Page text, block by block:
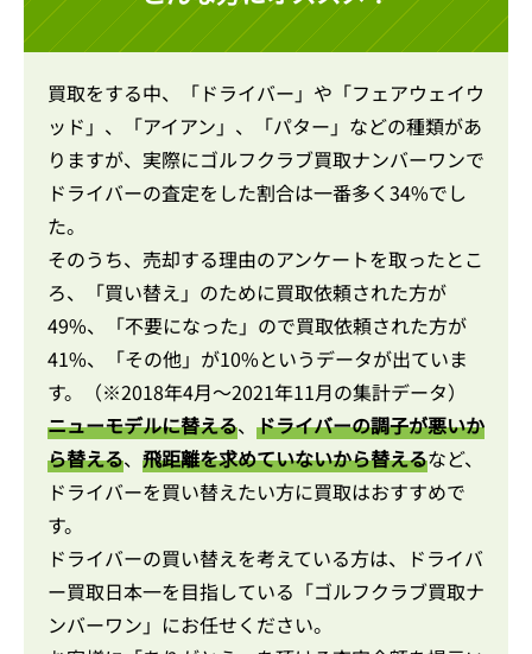
買取をする中、「ドライバー」や「フェアウェイウ
ッド」、「アイアン」、「パター」などの種類があ
りますが、実際にゴルフクラブ買取ナンバーワンで
ドライバーの査定をした割合は一番多く34%でし
た。
そのうち、売却する理由のアンケートを取ったとこ
ろ、「買い替え」のために買取依頼された方が
49%、「不要になった」ので買取依頼された方が
41%、「その他」が10%というデータが出ていま
す。（※2018年4月～2021年11月の集計データ）
ニューモデルに替える、 ドライバーの調子が悪いか
ら替える、 飛距離を求めていないから替えるなど、
ドライバーを買い替えたい方に買取はおすすめで
す。
ドライバーの買い替えを考えている方は、ドライバ
ー買取日本一を目指している「ゴルフクラブ買取ナ
ンバーワン」にお任せください。